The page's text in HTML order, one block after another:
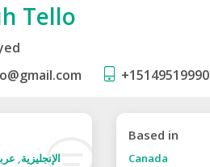
Tello
+15149519990
الإنجليزية,
Based in
Canada